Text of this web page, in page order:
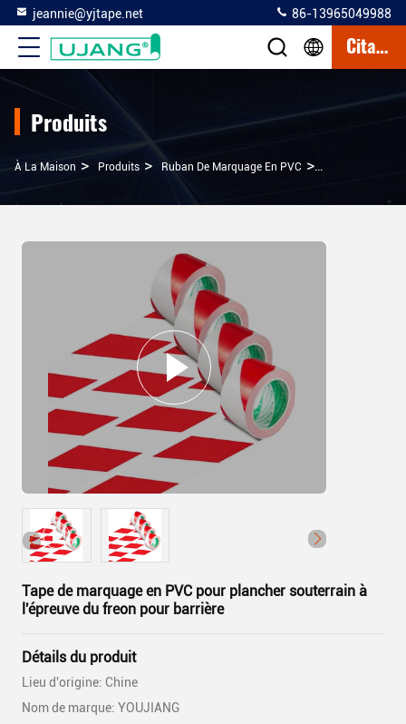
jeannie@yjtape.net 86-13965049988
Citation
Produits
À La Maison > Produits > Ruban De Marquage En PVC >
Tape de marquage en PVC pour plancher souterrain à
l'épreuve du freon pour barrière
Détails du produit
Lieu d'origine: Chine
Nom de marque: YOUJIANG